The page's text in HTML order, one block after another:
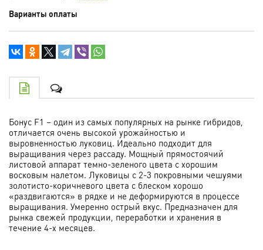
Варианты оплаты
Бонус F1 – один из самых популярных на рынке гибридов,
отличается очень высокой урожайностью и
выровненностью луковиц. Идеально подходит для
выращивания через рассаду. Мощный прямостоячий
листовой аппарат темно-зеленого цвета с хорошим
восковым налетом. Луковицы с 2-3 покровными чешуями
золотисто-коричневого цвета с блеском хорошо
«раздвигаются» в рядке и не деформируются в процессе
выращивания. Умеренно острый вкус. Предназначен для
рынка свежей продукции, переработки и хранения в
течение 4-х месяцев.